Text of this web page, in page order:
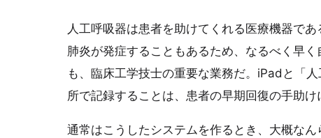
人工呼吸器は患者を助けてくれる医療機器で
肺炎が発症することもあるため、なるべく早
も、臨床工学技士の重要な業務だ。iPadと「
所で記録することは、患者の早期回復の手助け
通常はこうしたシステムを作るとき、大概な